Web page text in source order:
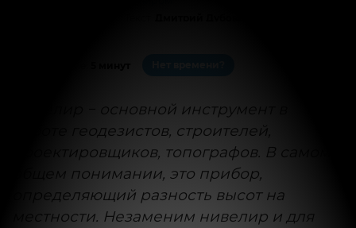
Нивелир − основной инструмент в
работе геодезистов, строителей,
проектировщиков, топографов. В самом
общем понимании, это прибор,
определяющий разность высот на
местности. Незаменим нивелир и для